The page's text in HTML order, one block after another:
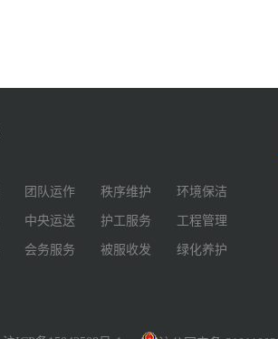
团队运作 秩序维护 环境保洁
中央运送 护工服务 工程管理
会务服务 被服收发 绿化养护